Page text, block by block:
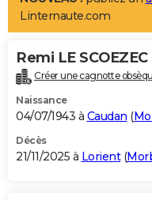
Art de vivre
Bien-être
Loisirs
Mode
Modes de vie
Alimentation
Guide de la santé
Maladies
Médicaments
Sommeil
VOYAGE
Destinations
City break
Voyage nature
Voyage de noces
Forum
Climat
+PHOTO
GUIDES D'ACHAT
BONS PLANS
Linternaute.com
Remi LE SCOEZEC
Créer une cagnotte
Naissance
04/07/1943 à Caudan (
Décès
21/11/2025 à Lorient(